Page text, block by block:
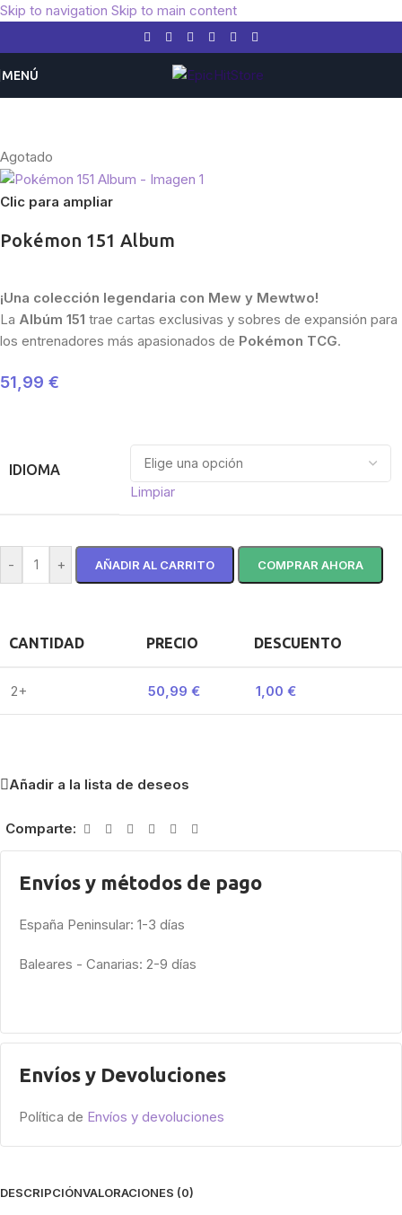
Skip to navigation Skip to main content
MENÚ
Agotado
Clic para ampliar
Pokémon 151 Album
¡Una colección legendaria con Mew y Mewtwo!
La Albúm 151 trae cartas exclusivas y sobres de expansión para
los entrenadores más apasionados de Pokémon TCG.
51,99 €
IDIOMA
Limpiar
- + AÑADIR AL CARRITO COMPRAR AHORA
CANTIDAD PRECIO DESCUENTO
2+ 50,99 € 1,00 €
Añadir a la lista de deseos
Comparte:
Envíos y métodos de pago
España Peninsular: 1-3 días
Baleares - Canarias: 2-9 días
Envíos y Devoluciones
Política de Envíos y devoluciones
DESCRIPCIÓNVALORACIONES (0)